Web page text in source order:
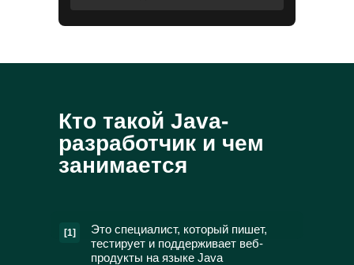
[1]
Это специалист, который пишет,
тестирует и поддерживает веб-
продукты на языке Java
Кто такой Java-
разработчик и чем
занимается